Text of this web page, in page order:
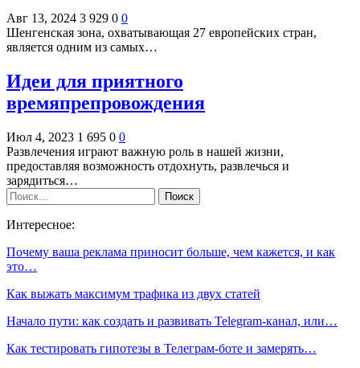
Авг 13, 2024 3 929 0 0
Шенгенская зона, охватывающая 27 европейских стран,
является одним из самых…
Идеи для приятного
времяпрепровождения
Июл 4, 2023 1 695 0 0
Развлечения играют важную роль в нашей жизни,
предоставляя возможность отдохнуть, развлечься и
зарядиться…
Интересное:
Почему ваша реклама приносит больше, чем кажется, и как
это…
Как выжать максимум трафика из двух статей
Начало пути: как создать и развивать Telegram-канал, или…
Как тестировать гипотезы в Телеграм-боте и замерять…